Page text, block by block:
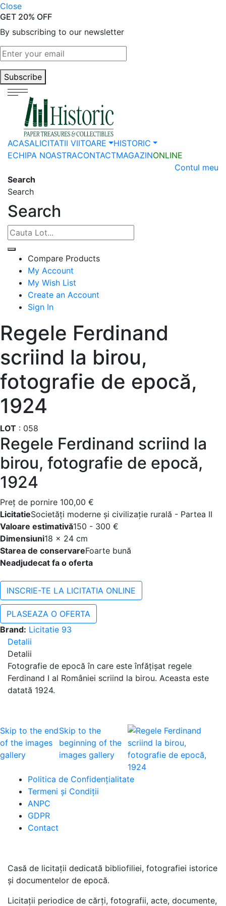
Close
GET 20% OFF
By subscribing to our newsletter
Subscribe
ACASALICITATII VIITOARE
HISTORIC
ECHIPA NOASTRACONTACTMAGAZINONLINE
Contul meu
Search
Search
Search
Compare Products
My Account
My Wish List
Create an Account
Sign In
Regele Ferdinand
scriind la birou,
fotografie de epocă,
1924
LOT : 058
Regele Ferdinand scriind la
birou, fotografie de epocă,
1924
Preţ de pornire 100,00 €
LicitatieSocietăți moderne și civilizație rurală - Partea II
Valoare estimativă150 - 300 €
Dimensiuni18 x 24 cm
Starea de conservareFoarte bună
Neadjudecat fa o oferta
INSCRIE-TE LA LICITATIA ONLINE
PLASEAZA O OFERTA
Brand: Licitatie 93
Detalii
Detalii
Fotografie de epocă în care este înfățișat regele
Ferdinand I al României scriind la birou. Aceasta este
datată 1924.
Skip to the end
of the images
gallery
Skip to the
beginning of the
images gallery
Politica de Confidenţialitate
Termeni şi Condiţii
ANPC
GDPR
Contact
Casă de licitaţii dedicată bibliofiliei, fotografiei istorice
şi documentelor de epocă.
Licitaţii periodice de cărţi, fotografii, acte, documente,